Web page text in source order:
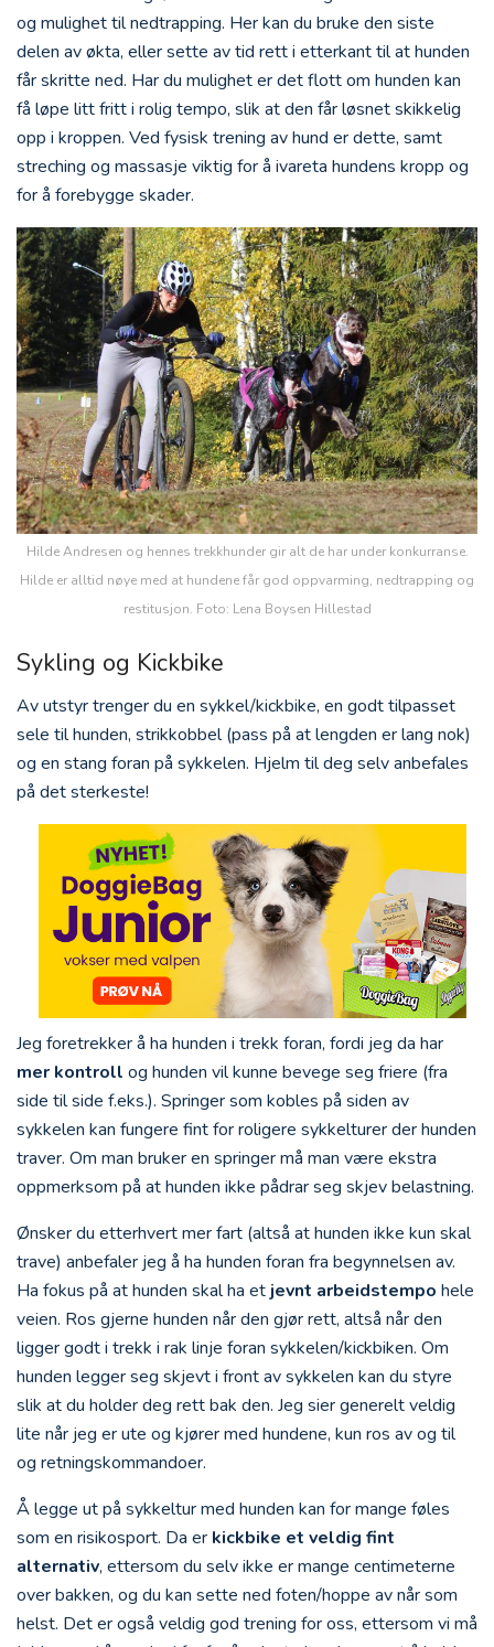
og mulighet til nedtrapping. Her kan du bruke den siste
delen av økta, eller sette av tid rett i etterkant til at hunden
får skritte ned. Har du mulighet er det flott om hunden kan
få løpe litt fritt i rolig tempo, slik at den får løsnet skikkelig
opp i kroppen. Ved fysisk trening av hund er dette, samt
streching og massasje viktig for å ivareta hundens kropp og
for å forebygge skader.
Hilde Andresen og hennes trekkhunder gir alt de har under konkurranse.
Hilde er alltid nøye med at hundene får god oppvarming, nedtrapping og
restitusjon. Foto: Lena Boysen Hillestad
Sykling og Kickbike
Av utstyr trenger du en sykkel/kickbike, en godt tilpasset
sele til hunden, strikkobbel (pass på at lengden er lang nok)
og en stang foran på sykkelen. Hjelm til deg selv anbefales
på det sterkeste!
Jeg foretrekker å ha hunden i trekk foran, fordi jeg da har
mer kontroll og hunden vil kunne bevege seg friere (fra
side til side f.eks.). Springer som kobles på siden av
sykkelen kan fungere fint for roligere sykkelturer der hunden
traver. Om man bruker en springer må man være ekstra
oppmerksom på at hunden ikke pådrar seg skjev belastning.
Ønsker du etterhvert mer fart (altså at hunden ikke kun skal
trave) anbefaler jeg å ha hunden foran fra begynnelsen av.
Ha fokus på at hunden skal ha etjevnt arbeidstempo hele
veien. Ros gjerne hunden når den gjør rett, altså når den
ligger godt i trekk i rak linje foran sykkelen/kickbiken. Om
hunden legger seg skjevt i front av sykkelen kan du styre
slik at du holder deg rett bak den. Jeg sier generelt veldig
lite når jeg er ute og kjører med hundene, kun ros av og til
og retningskommandoer.
Å legge ut på sykkeltur med hunden kan for mange føles
som en risikosport. Da er kickbike et veldig fint
alternativ, ettersom du selv ikke er mange centimeterne
over bakken, og du kan sette ned foten/hoppe av når som
helst. Det er også veldig god trening for oss, ettersom vi må